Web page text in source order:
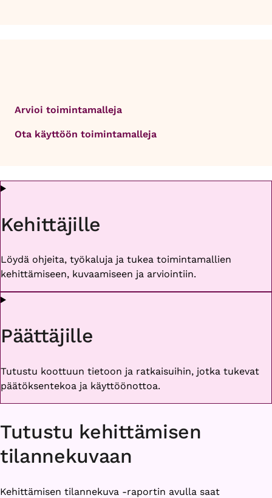
Arvioi toimintamalleja
Ota käyttöön toimintamalleja
Kehittäjille
Löydä ohjeita, työkaluja ja tukea toimintamallien
kehittämiseen, kuvaamiseen ja arviointiin.
Päättäjille
Tutustu koottuun tietoon ja ratkaisuihin, jotka tukevat
päätöksentekoa ja käyttöönottoa.
Tutustu kehittämisen
tilannekuvaan
Kehittämisen tilannekuva -raportin avulla saat